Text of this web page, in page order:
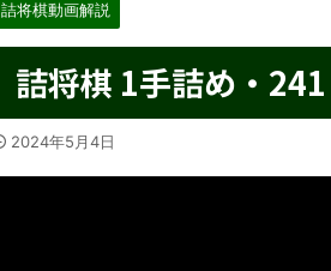
詰将棋動画解説
詰将棋 1手詰め・
2024年5月4日